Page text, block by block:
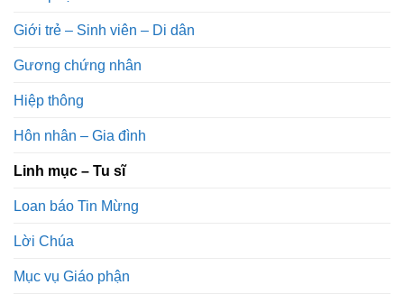
Giới trẻ – Sinh viên – Di dân
Gương chứng nhân
Hiệp thông
Hôn nhân – Gia đình
Linh mục – Tu sĩ
Loan báo Tin Mừng
Lời Chúa
Mục vụ Giáo phận